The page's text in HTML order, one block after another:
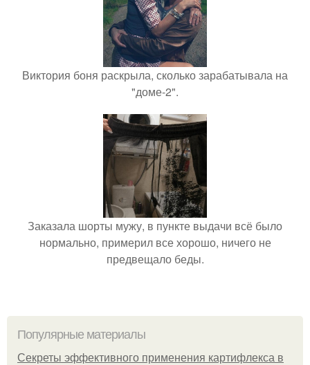
Виктория боня раскрыла, сколько зарабатывала на
"доме-2".
Заказала шорты мужу, в пункте выдачи всё было
нормально, примерил все хорошо, ничего не
предвещало беды.
Популярные материалы
Секреты эффективного применения картифлекса в